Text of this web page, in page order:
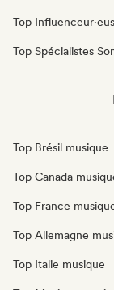
Top
Top Spécialistes
Top Brésil musique
Top Canada
Top France
Top Allemagne
Top Italie musique